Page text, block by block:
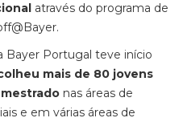
através do programa de
Bayer Portugal teve início
mais de 80 jovens
nas áreas de
e em várias áreas de